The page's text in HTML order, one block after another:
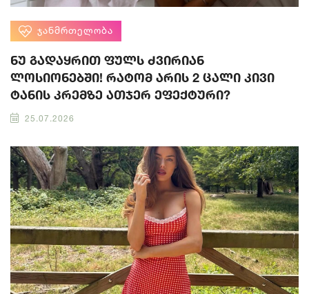
ᲯᲐᲜᲛᲠᲗᲔᲚᲝᲑᲐ
ნუ გადაყრით ფულს ძვირიან
ლოსიონებში! რატომ არის 2 ცალი კივი
ტანის კრემზე ათჯერ ეფექტური?
25.07.2026